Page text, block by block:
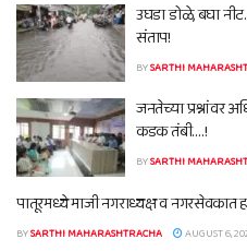
उघडा डोळे, बघा
संताप!
BYSARTHI
जनतेच्या प्रश्नांवर
कडक तंबी….!
BYSARTHI
पातूरमध्ये माजी नगराध्यक्ष व नगरसेवकात
BYSARTHI MAHARASHTRACHA AUGUST 6,